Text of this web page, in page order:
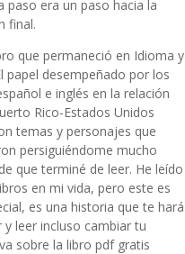
paso era un paso hacia la
final.
que permaneció en Idioma y
papel desempeñado por los
e inglés en la relación
Rico-Estados Unidos
temas y personajes que
persiguiéndome mucho
que terminé de leer. He leído
en mi vida, pero este es
es una historia que te hará
y leer incluso cambiar tu
sobre la libro pdf gratis